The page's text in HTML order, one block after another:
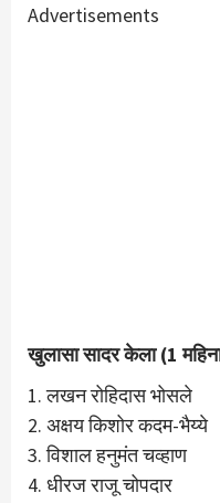
Advertisements
खुलासा सादर केला (1
1. लखन रोहिदास भोसले
2. अक्षय किशोर कदम-भैय्ये
3. विशाल हनुमंत चव्हाण
4. धीरज राजू चोपदार